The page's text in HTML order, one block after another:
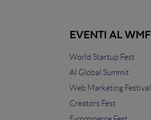
EVENTI AL WMF
World Startup Fest
AI Global Summit
Web Marketing Festival
Creators Fest